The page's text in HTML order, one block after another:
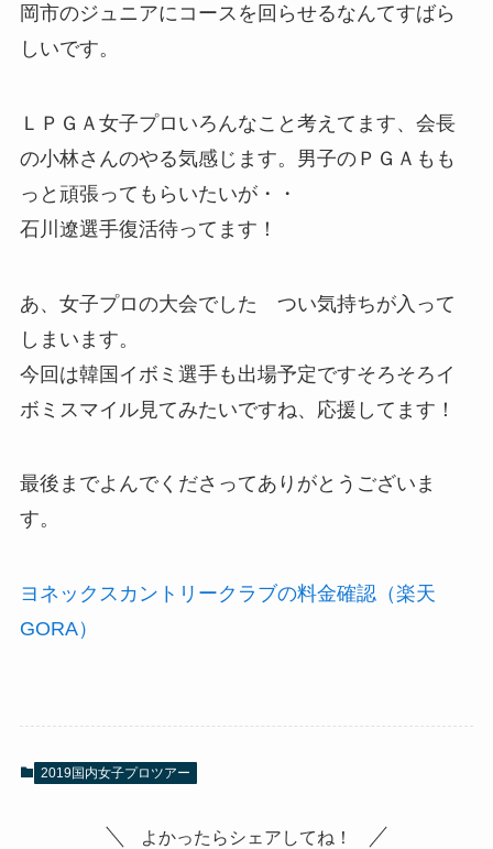
岡市のジュニアにコースを回らせるなんてすばら
しいです。
ＬＰＧＡ女子プロいろんなこと考えてます、会長
の小林さんのやる気感じます。男子のＰＧＡもも
っと頑張ってもらいたいが・・
石川遼選手復活待ってます！
あ、女子プロの大会でした つい気持ちが入って
しまいます。
今回は韓国イボミ選手も出場予定ですそろそろイ
ボミスマイル見てみたいですね、応援してます！
最後までよんでくださってありがとうございま
す。
ヨネックスカントリークラブの料金確認（楽天
GORA）
2019国内女子プロツアー
よかったらシェアしてね！